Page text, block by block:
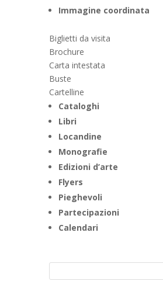
Immagine coordinata
Biglietti da visita
Brochure
Carta intestata
Buste
Cartelline
Cataloghi
Libri
Locandine
Monografie
Edizioni d’arte
Flyers
Pieghevoli
Partecipazioni
Calendari